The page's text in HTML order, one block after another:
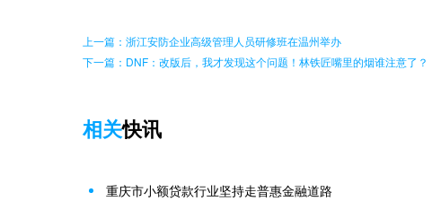
上一篇：浙江安防企业高级管理人员研修班在温州举办
下一篇：DNF：改版后，我才发现这个问题！林铁匠嘴里的烟谁注意了？
相关快讯
重庆市小额贷款行业坚持走普惠金融道路